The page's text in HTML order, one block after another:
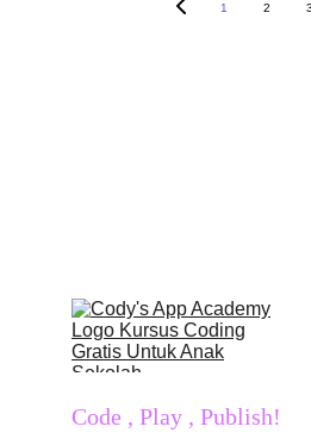
1 2 3
Code , Play , Publish!